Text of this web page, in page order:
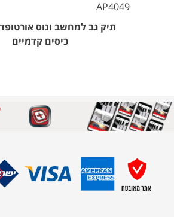
AP4049
תיק גב למחשב ונוס
כיסים קדמיים